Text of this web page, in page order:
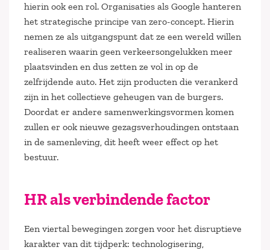
hierin ook een rol. Organisaties als Google hanteren
het strategische principe van zero-concept. Hierin
nemen ze als uitgangspunt dat ze een wereld willen
realiseren waarin geen verkeersongelukken meer
plaatsvinden en dus zetten ze vol in op de
zelfrijdende auto. Het zijn producten die verankerd
zijn in het collectieve geheugen van de burgers.
Doordat er andere samenwerkingsvormen komen
zullen er ook nieuwe gezagsverhoudingen ontstaan
in de samenleving, dit heeft weer effect op het
bestuur.
HR als verbindende factor
Een viertal bewegingen zorgen voor het disruptieve
karakter van dit tijdperk: technologisering,